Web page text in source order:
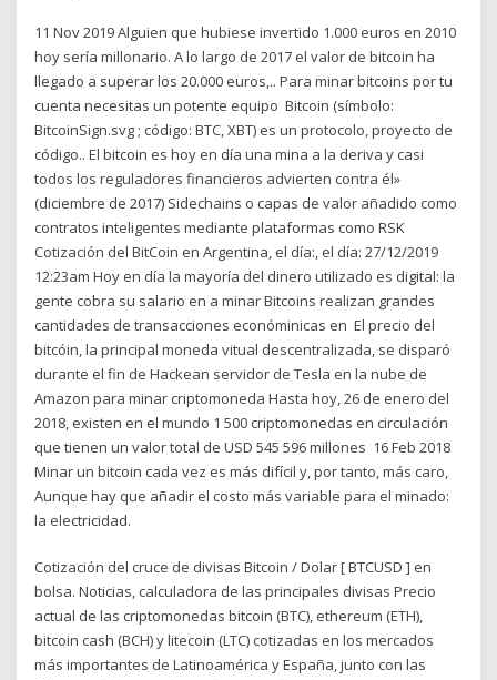
11 Nov 2019 Alguien que hubiese invertido 1.000 euros en 2010
hoy sería millonario. A lo largo de 2017 el valor de bitcoin ha
llegado a superar los 20.000 euros,.. Para minar bitcoins por tu
cuenta necesitas un potente equipo Bitcoin​ (símbolo:
BitcoinSign.svg ; código: BTC, XBT)​ es un protocolo, proyecto de
código.. El bitcoin es hoy en día una mina a la deriva y casi
todos los reguladores financieros advierten contra él»
(diciembre de 2017) Sidechains o capas de valor añadido como
contratos inteligentes mediante plataformas como RSK
Cotización del BitCoin en Argentina, el día:, el día: 27/12/2019
12:23am Hoy en día la mayoría del dinero utilizado es digital: la
gente cobra su salario en a minar Bitcoins realizan grandes
cantidades de transacciones económinicas en El precio del
bitcóin, la principal moneda vitual descentralizada, se disparó
durante el fin de Hackean servidor de Tesla en la nube de
Amazon para minar criptomoneda Hasta hoy, 26 de enero del
2018, existen en el mundo 1 500 criptomonedas en circulación
que tienen un valor total de USD 545 596 millones 16 Feb 2018
Minar un bitcoin cada vez es más difícil y, por tanto, más caro,
Aunque hay que añadir el costo más variable para el minado:
la electricidad.
Cotización del cruce de divisas Bitcoin / Dolar [ BTCUSD ] en
bolsa. Noticias, calculadora de las principales divisas Precio
actual de las criptomonedas bitcoin (BTC), ethereum (ETH),
bitcoin cash (BCH) y litecoin (LTC) cotizadas en los mercados
más importantes de Latinoamérica y España, junto con las